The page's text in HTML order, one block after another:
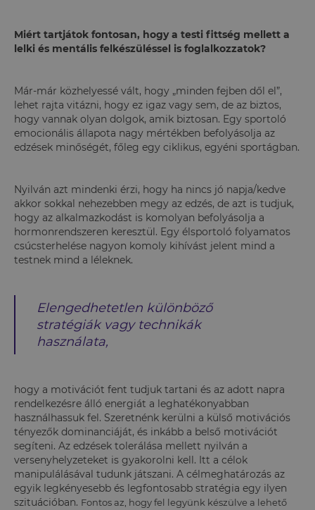
Miért tartjátok fontosan, hogy a testi fittség mellett a
lelki és mentális felkészüléssel is foglalkozzatok?
Már-már közhelyessé vált, hogy „minden fejben dől el”,
lehet rajta vitázni, hogy ez igaz vagy sem, de az biztos,
hogy vannak olyan dolgok, amik biztosan. Egy sportoló
emocionális állapota nagy mértékben befolyásolja az
edzések minőségét, főleg egy ciklikus, egyéni sportágban.
Nyilván azt mindenki érzi, hogy ha nincs jó napja/kedve
akkor sokkal nehezebben megy az edzés, de azt is tudjuk,
hogy az alkalmazkodást is komolyan befolyásolja a
hormonrendszeren keresztül. Egy élsportoló folyamatos
csúcsterhelése nagyon komoly kihívást jelent mind a
testnek mind a léleknek.
Elengedhetetlen különböző
stratégiák vagy technikák
használata,
hogy a motivációt fent tudjuk tartani és az adott napra
rendelkezésre álló energiát a leghatékonyabban
használhassuk fel. Szeretnénk kerülni a külső motivációs
tényezők dominanciáját, és inkább a belső motivációt
segíteni. Az edzések tolerálása mellett nyilván a
versenyhelyzeteket is gyakorolni kell. Itt a célok
manipulálásával tudunk játszani. A célmeghatározás az
egyik legkényesebb és legfontosabb stratégia egy ilyen
szituációban. Fontos az, hogy fel legyünk készülve a lehető